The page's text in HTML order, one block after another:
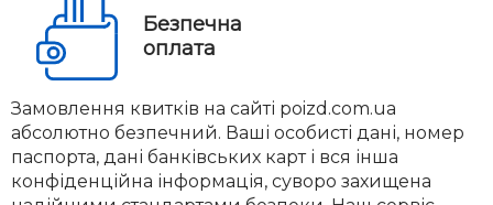
Безпечна
оплата
Замовлення квитків на сайті poizd.com.ua
абсолютно безпечний. Ваші особисті дані, номер
паспорта, дані банківських карт і вся інша
конфіденційна інформація, суворо захищена